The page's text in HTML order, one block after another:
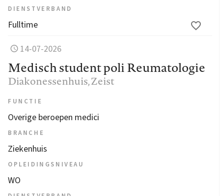
DIENSTVERBAND
Fulltime
14-07-2026
Medisch student poli Reumatologie
Diakonessenhuis, Zeist
FUNCTIE
Overige beroepen medici
BRANCHE
Ziekenhuis
OPLEIDINGSNIVEAU
WO